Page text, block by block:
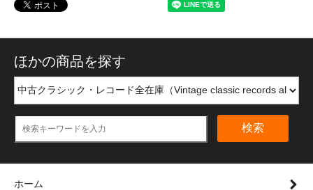
ほかの商品を探す
検索
ホーム